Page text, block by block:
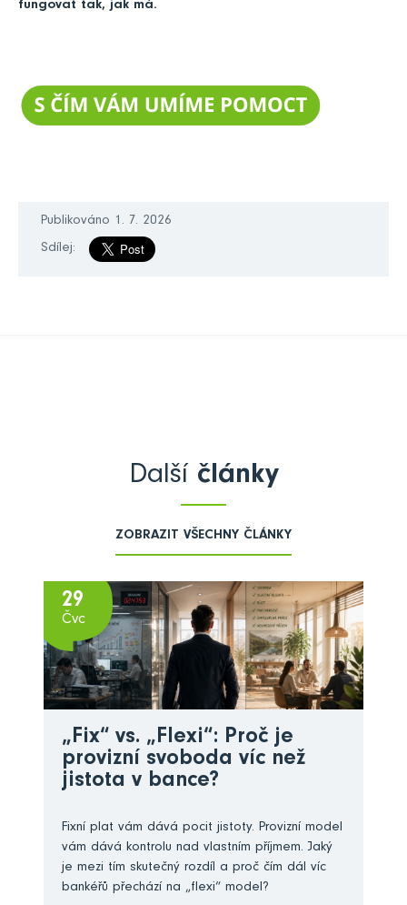
fungovat tak, jak má.
Publikováno 1. 7. 2026
Sdílej:
Další články
ZOBRAZIT VŠECHNY ČLÁNKY
29
Čvc
„Fix“ vs. „Flexi“: Proč je
provizní svoboda víc než
jistota v bance?
Fixní plat vám dává pocit jistoty. Provizní model
vám dává kontrolu nad vlastním příjmem. Jaký
je mezi tím skutečný rozdíl a proč čím dál víc
bankéřů přechází na „flexi“ model?